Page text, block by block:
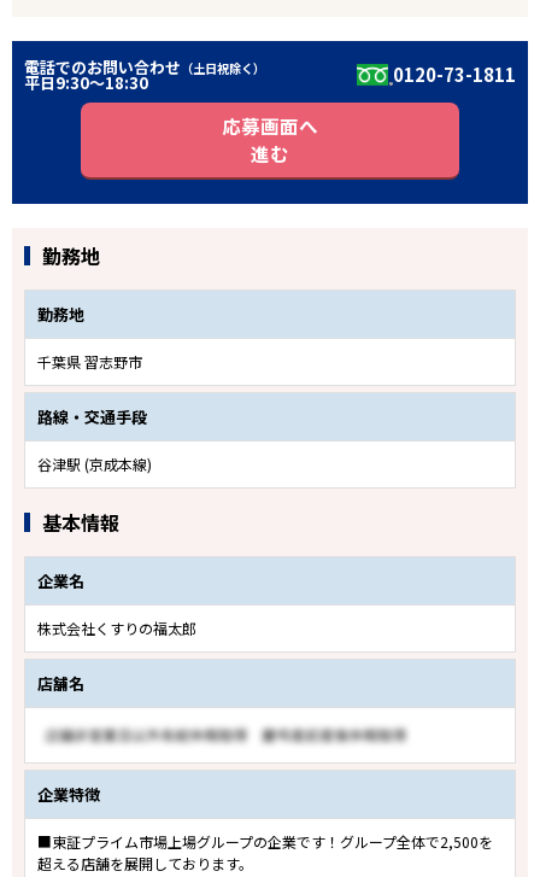
電話でのお問い合わせ （土日祝除く）
平日9:30〜18:30 0120-73-1811
応募画面へ
進む
勤務地
勤務地
千葉県 習志野市
路線・交通手段
谷津駅 (京成本線)
基本情報
企業名
株式会社くすりの福太郎
店舗名
企業特徴
■東証プライム市場上場グループの企業です！グループ全体で2,500を
超える店舗を展開しております。